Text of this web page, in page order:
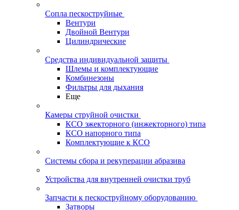
Сопла пескоструйные
Вентури
Двойной Вентури
Цилиндрические
Средства индивидуальной защиты
Шлемы и комплектующие
Комбинезоны
Фильтры для дыхания
Еще
Камеры струйной очистки
КСО эжекторного (инжекторного) типа
КСО напорного типа
Комплектующие к КСО
Системы сбора и рекуперации абразива
Устройства для внутренней очистки труб
Запчасти к пескоструйному оборудованию
Затворы